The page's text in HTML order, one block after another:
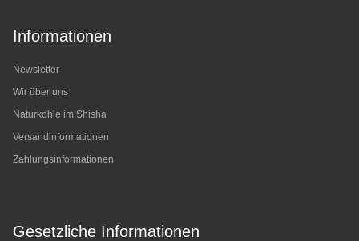
Informationen
Newsletter
Wir über uns
Naturkohle im Shisha
Versandinformationen
Zahlungsinformationen
Gesetzliche Informationen